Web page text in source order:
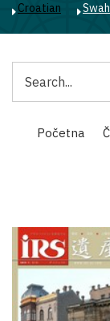
Croatian
Main
navigation
Početna